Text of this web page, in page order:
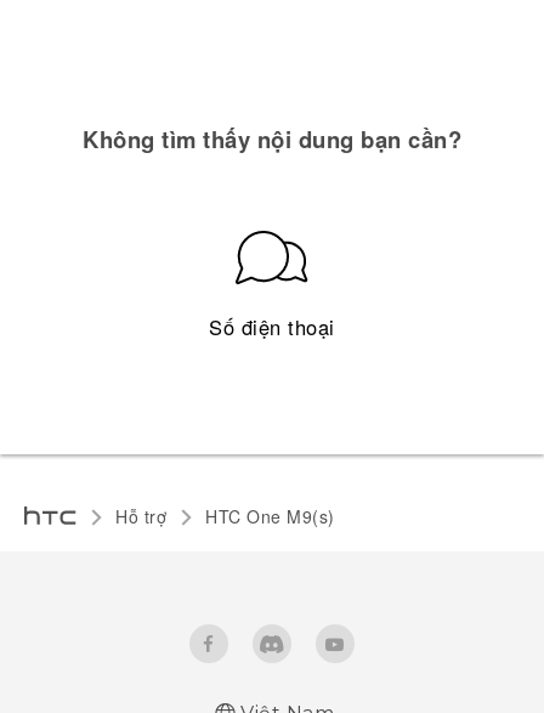
Không tìm thấy nội dung bạn cần?
Số điện thoại
Hỗ trợ HTC One M9(s)‎